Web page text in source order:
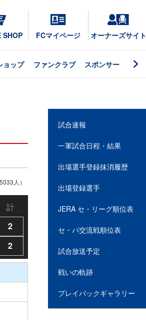
SHOP FCマイページ オーナーズサイト
ョップ ファンクラブ スポンサー
人）
計
2
2
試合速報
一軍試合日程・結果
出場選手登録抹消履歴
出場登録選手
JERA セ・リーグ順位表
セ・パ交流戦順位表
試合放送予定
戦いの軌跡
プレイバックギャラリー